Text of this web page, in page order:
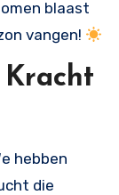
blaast
vangen!
hebben
die